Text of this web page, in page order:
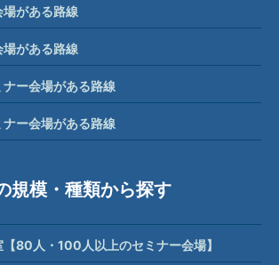
がある路線
がある路線
ー会場がある路線
ー会場がある路線
規模・種類から探す
80人・100人以上のセミナー会場】